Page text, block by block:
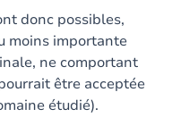
donc possibles,
moins importante
ne comportant
être acceptée
étudié).